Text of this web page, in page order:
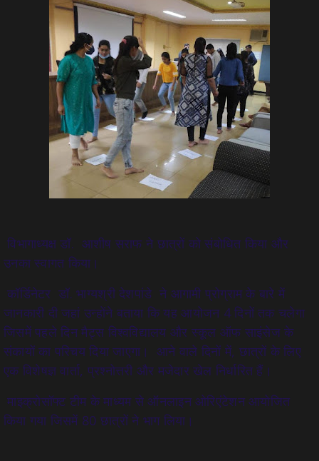
विभागाध्यक्ष डॉ. आशीष सराफ ने छात्रों को संबोधित किया और
उनका स्वागत किया।
कॉर्डिनेटर डॉ. भाग्यश्री देशपांडे ने आगामी प्रोग्राम के बारे में
जानकारी दी जहां उन्होंने बताया कि यह आयोजन 4 दिनों तक चलेगा
जिसमें पहले दिन मैट्स विश्वविद्यालय और स्कूल ऑफ साइंसेज के
संकायों का परिचय दिया जाएगा। आने वाले दिनों में, छात्रों के लिए
एक विशेषज्ञ वार्ता, प्रश्नोत्तरी और मजेदार खेल निर्धारित हैं।
माइक्रोसॉफ्ट टीम के माध्यम से ऑनलाइन ओरिएंटेशन आयोजित
किया गया जिसमें 80 छात्रों ने भाग लिया।